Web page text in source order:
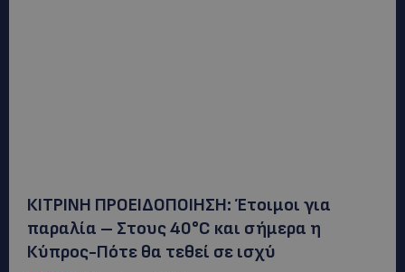
ΚΙΤΡΙΝΗ ΠΡΟΕΙΔΟΠΟΙΗΣΗ: Έτοιμοι για
παραλία – Στους 40°C και σήμερα η
Κύπρος-Πότε θα τεθεί σε ισχύ